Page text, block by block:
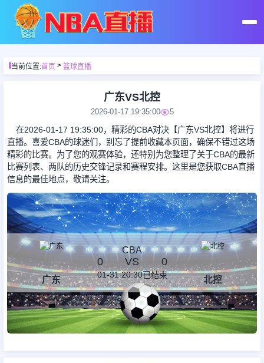
首页
篮球直播
足球录像
篮球录像
足球集锦
篮球集锦
足球新闻
篮球新闻
当前位置:首页> 篮球直播
广东VS北控
2026-01-17 19:35:00 5
在2026-01-17 19:35:00，精彩的CBA对决【广东VS北控】将进行
直播。喜爱CBA的球迷们，别忘了提前收藏本页面，确保不错过这场
精彩的比赛。为了您的观赛体验，还特别为您整理了关于CBA的最新
比赛列表、两队的历史交锋记录和赛程安排。这里是您获取CBA直播
信息的最佳地点，敬请关注。
广东
CBA
0 VS 0
01-31 20:30已结束 北控